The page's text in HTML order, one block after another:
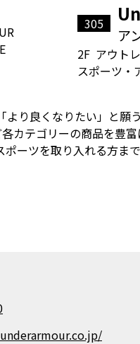
305
ア
2F アウト
スポーツ・
り良くなりたい」と願
カテゴリーの商品を豊
ーツを取り入れる方ま